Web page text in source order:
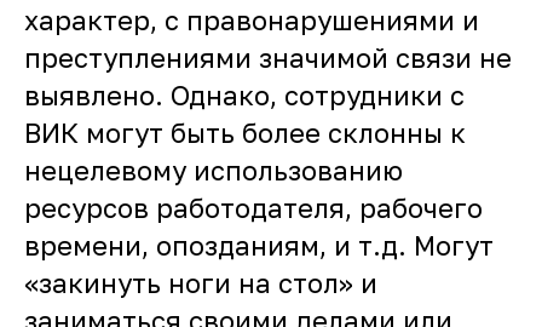
характер, с правонарушениями и
преступлениями значимой связи не
выявлено. Однако, сотрудники с
ВИК могут быть более склонны к
нецелевому использованию
ресурсов работодателя, рабочего
времени, опозданиям, и т.д. Могут
«закинуть ноги на стол» и
заниматься своими делами или